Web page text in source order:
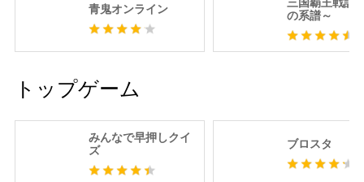
青鬼オンライン
の系譜～
トップゲーム
みんなで早押しクイ
ズ
ブロスタ